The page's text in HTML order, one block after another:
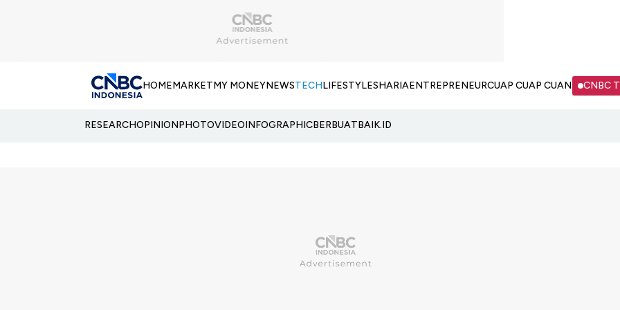
HOMEMARKETMY MONEYNEWSTECHLIFESTYLESHARIAENTREPRENEURCUAP CUAP CUAN CNBC
RESEARCHOPINIONPHOTOVIDEOINFOGRAPHICBERBUATBAIK.ID